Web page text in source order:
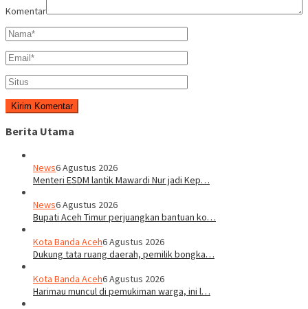
Komentar
Berita Utama
News6 Agustus 2026
Menteri ESDM lantik Mawardi Nur jadi Kep…
News6 Agustus 2026
Bupati Aceh Timur perjuangkan bantuan ko…
Kota Banda Aceh6 Agustus 2026
Dukung tata ruang daerah, pemilik bongka…
Kota Banda Aceh6 Agustus 2026
Harimau muncul di pemukiman warga, ini l…